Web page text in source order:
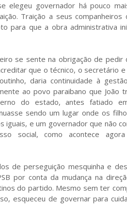
elegeu governador há pouco
Traição a seus companheiros
para que a obra administrativa
se sente na obrigação de pedir
que o técnico, o secretário
daria continuidade à
ao povo paraibano que João
do estado, antes fatiado
sendo um lugar onde os
iguais, e um governador que não
social, como acontece
de perseguição mesquinha e
por conta da mudança na
do partido. Mesmo sem ter
esqueceu de governar para